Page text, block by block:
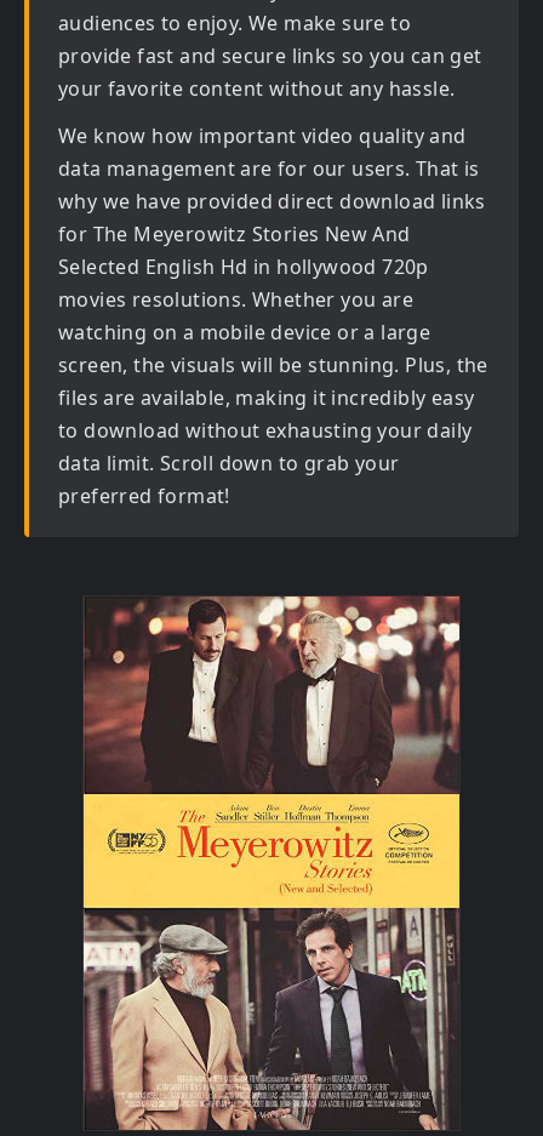
audiences to enjoy. We make sure to
provide fast and secure links so you can get
your favorite content without any hassle.
We know how important video quality and
data management are for our users. That is
why we have provided direct download links
for The Meyerowitz Stories New And
Selected English Hd in hollywood 720p
movies resolutions. Whether you are
watching on a mobile device or a large
screen, the visuals will be stunning. Plus, the
files are available, making it incredibly easy
to download without exhausting your daily
data limit. Scroll down to grab your
preferred format!